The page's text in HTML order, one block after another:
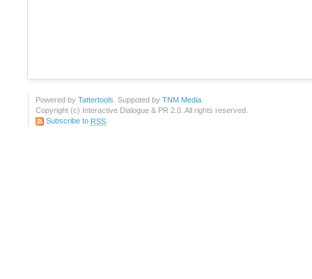
Powered by Tattertools . Suppoted by TNM Media
Copyright (c) Interactive Dialogue & PR 2.0. All rights reserved.
Subscribe to RSS